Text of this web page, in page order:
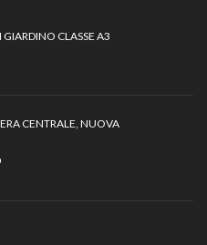
CLASSE A3
CENTRALE, NUOVA